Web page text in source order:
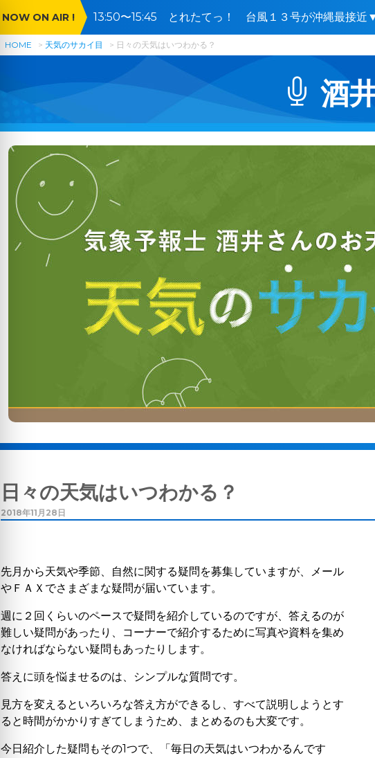
NOW ON AIR !
13:50〜15:45 とれたてっ！ 台風１３号が沖縄最接近
ンが発言🈑🈓
HOME 天気のサカイ目 日々の天気はいつわかる？
酒
日々の天気はいつわかる？
2018年11月28日
先月から天気や季節、自然に関する疑問を募集していますが、メール
やＦＡＸでさまざまな疑問が届いています。
週に２回くらいのペースで疑問を紹介しているのですが、答えるのが
難しい疑問があったり、コーナーで紹介するために写真や資料を集め
なければならない疑問もあったりします。
答えに頭を悩ませるのは、シンプルな質問です。
見方を変えるといろいろな答え方ができるし、すべて説明しようとす
ると時間がかかりすぎてしまうため、まとめるのも大変です。
今日紹介した疑問もその1つで、「毎日の天気はいつわかるんです